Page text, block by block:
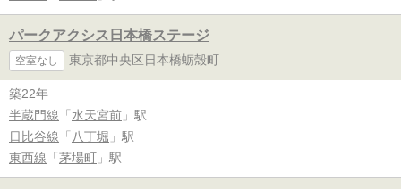
パークアクシス日本橋ステージ
空室なし 東京都中央区日本橋蛎殻町
築22年
半蔵門線 「 水天宮前 」駅
日比谷線 「 八丁堀 」駅
東西線 「 茅場町 」駅